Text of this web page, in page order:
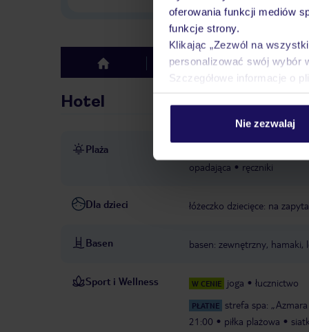
oferowania funkcji mediów
funkcje strony.
Klikając „Zezwól na
personalizować swój wybór
Szczegółowe informacje o
Nie zezwalaj
top Hotel Opinie
Hotel
Plaża
opadająca
ręczniki
Dla dzieci łóżeczko dziecięce: na
Basen basen: zewnętrzny, hamaki,
Sport i Wellness W CENIE joga łucznictwo
PŁATNE strefa spa:
21:00
piłka plażowa